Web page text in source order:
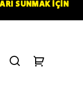
SUNMAK İÇİN